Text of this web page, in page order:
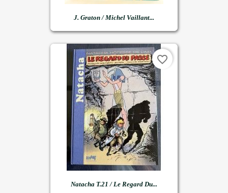
J. Graton / Michel Vaillant...
Natacha T.21 / Le Regard Du...
favorite_border